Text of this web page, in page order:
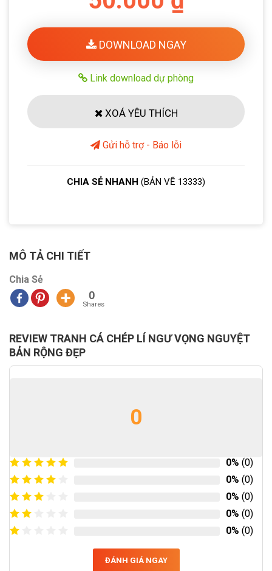
DOWNLOAD NGAY
Link download dự phòng
XOÁ YÊU THÍCH
Gửi hỗ trợ - Báo lỗi
CHIA SẺ NHANH (BẢN VẼ 13333)
MÔ TẢ CHI TIẾT
Chia Sẻ
0
Shares
REVIEW TRANH CÁ CHÉP LÍ NGƯ VỌNG NGUYỆT
BẢN RỘNG ĐẸP
0
0% (0)
0% (0)
0% (0)
0% (0)
0% (0)
ĐÁNH GIÁ NGAY